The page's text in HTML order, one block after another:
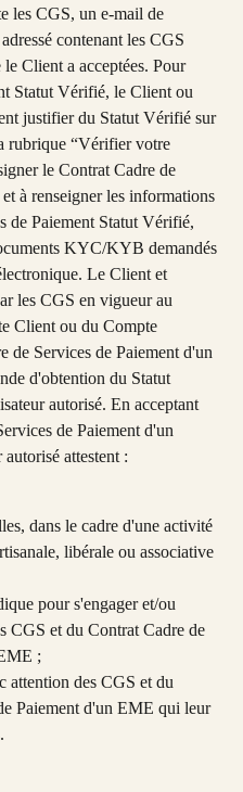
les CGS, un e-mail de
contenant les CGS
Client a acceptées. Pour
Statut Vérifié, le Client ou
justifier du Statut Vérifié sur
rubrique “Vérifier votre
le Contrat Cadre de
à renseigner les informations
de Paiement Statut Vérifié,
KYC/KYB demandés
Le Client et
les CGS en vigueur au
Client ou du Compte
de Services de Paiement d'un
d'obtention du Statut
autorisé. En acceptant
de Paiement d'un
attestent :
dans le cadre d'une activité
libérale ou associative
pour s'engager et/ou
CGS et du Contrat Cadre de
;
attention des CGS et du
Paiement d'un EME qui leur